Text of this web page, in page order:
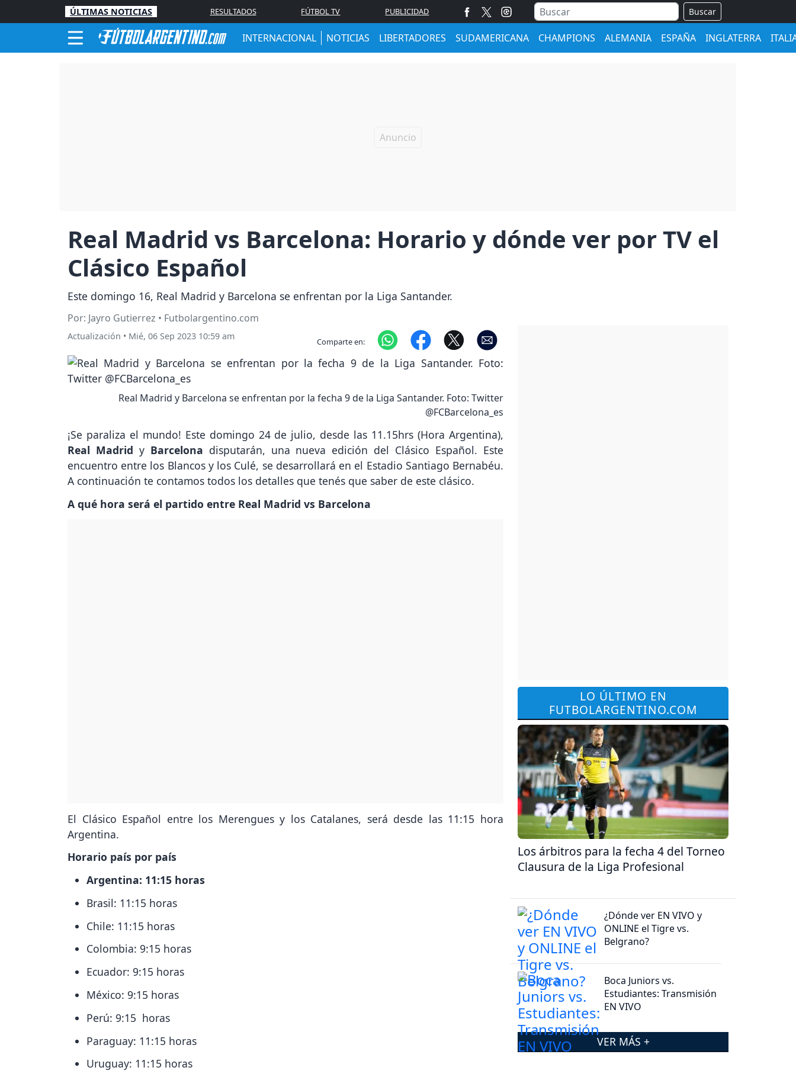
ÚLTIMAS NOTICIAS RESULTADOS FÚTBOL TV PUBLICIDAD Buscar
INTERNACIONAL NOTICIAS LIBERTADORES SUDAMERICANA CHAMPIONS ALEMANIA ESPAÑA INGLATERRA
Real Madrid vs Barcelona: Horario y dónde ver por TV el
Clásico Español
Este domingo 16, Real Madrid y Barcelona se enfrentan por la Liga Santander.
Por: Jayro Gutierrez • Futbolargentino.com
Actualización • Mié, 06 Sep 2023 10:59 am Comparte en:
Real Madrid y Barcelona se enfrentan por la fecha 9 de la Liga Santander. Foto: Twitter
@FCBarcelona_es
¡Se paraliza el mundo! Este domingo 24 de julio, desde las 11.15hrs (Hora Argentina),
Real Madrid y Barcelona disputarán, una nueva edición del Clásico Español. Este
encuentro entre los Blancos y los Culé, se desarrollará en el Estadio Santiago Bernabéu.
A continuación te contamos todos los detalles que tenés que saber de este clásico.
A qué hora será el partido entre Real Madrid vs Barcelona
El Clásico Español entre los Merengues y los Catalanes, será desde las 11:15 hora
Argentina.
Horario país por país
Argentina: 11:15 horas
Brasil: 11:15 horas
Chile: 11:15 horas
Colombia: 9:15 horas
Ecuador: 9:15 horas
México: 9:15 horas
Perú: 9:15 horas
Paraguay: 11:15 horas
Uruguay: 11:15 horas
LO ÚLTIMO EN
FUTBOLARGENTINO.COM
Los árbitros para la fecha 4 del Torneo
Clausura de la Liga Profesional
¿Dónde ver EN VIVO y
ONLINE el Tigre vs.
Belgrano?
Boca Juniors vs.
Estudiantes: Transmisión
EN VIVO
VER MÁS +